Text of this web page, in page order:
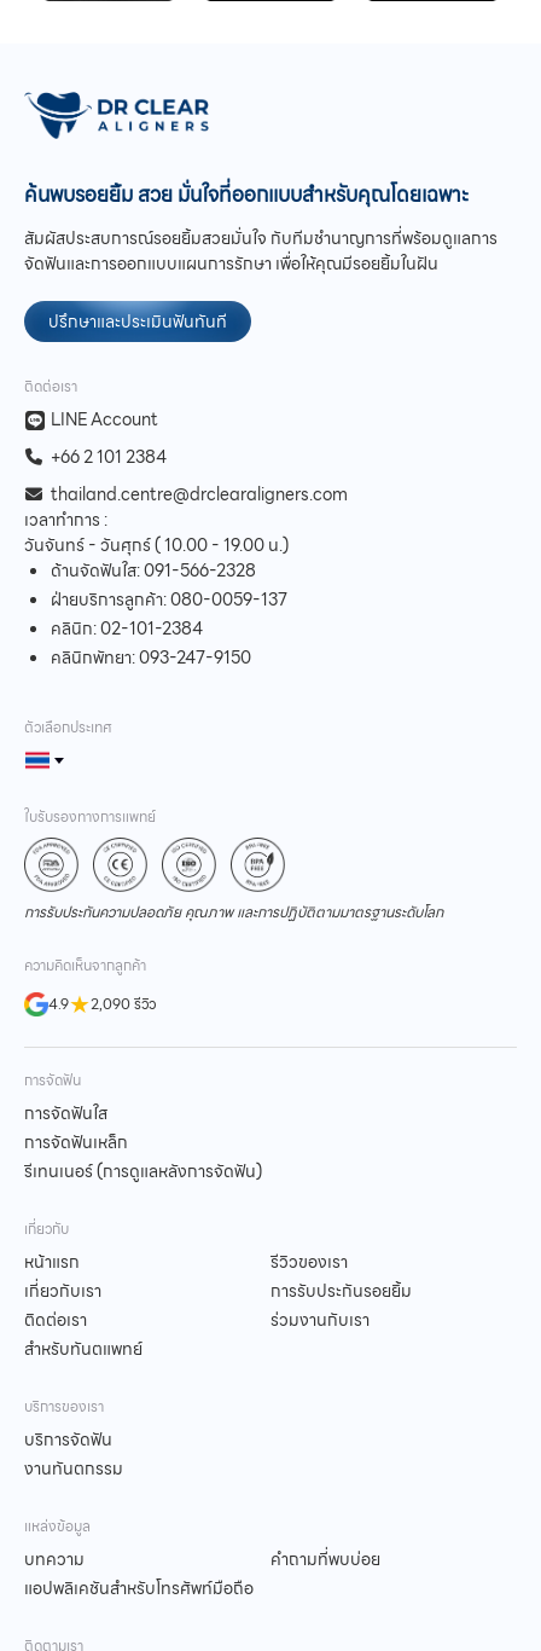
ค้นพบรอยยิ้ม สวย มั่นใจที่ออกแบบสำหรับคุณโดยเฉพาะ
สัมผัสประสบการณ์รอยยิ้มสวยมั่นใจ กับทีมชำนาญการที่พร้อมดูแลการ
จัดฟันและการออกแบบแผนการรักษา เพื่อให้คุณมีรอยยิ้มในฝัน
ปรึกษาและประเมินฟันทันที
ติดต่อเรา
LINE Account
+66 2 101 2384
thailand.centre@drclearaligners.com
เวลาทำการ :
วันจันทร์ - วันศุกร์ ( 10.00 - 19.00 น.)
ด้านจัดฟันใส:091-566-2328
ฝ่ายบริการลูกค้า:080-0059-137
คลินิก:02-101-2384
คลินิกพัทยา:093-247-9150
ตัวเลือกประเทศ
ใบรับรองทางการแพทย์
การรับประกันความปลอดภัย คุณภาพ และการปฏิบัติตามมาตรฐานระดับโลก
ความคิดเห็นจากลูกค้า
4.9★2,090 รีวิว
การจัดฟัน
การจัดฟันใส
การจัดฟันเหล็ก
รีเทนเนอร์ (การดูแลหลังการจัดฟัน)
เกี่ยวกับ
หน้าแรก
เกี่ยวกับเรา
ติดต่อเรา
สำหรับทันตแพทย์
รีวิวของเรา
การรับประกันรอยยิ้ม
ร่วมงานกับเรา
บริการของเรา
บริการจัดฟัน
งานทันตกรรม
แหล่งข้อมูล
บทความ
แอปพลิเคชันสำหรับโทรศัพท์มือถือ
คำถามที่พบบ่อย
ติดตามเรา